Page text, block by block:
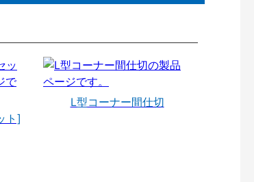
ト]
L型コーナー間仕切